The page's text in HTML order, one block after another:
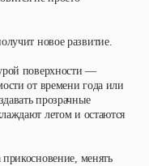
новое развитие.
поверхности —
от времени года или
прозрачные
летом и остаются
прикосновение, менять